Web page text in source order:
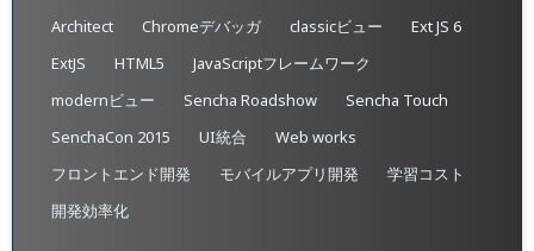
Architect Chromeデバッガ classicビュー
Ext JS 6
ExtJS
HTML5
JavaScriptフレームワーク
modernビュー
Sencha Roadshow
Sencha Touch
SenchaCon 2015
UI統合
Web works
フロントエンド開発
モバイルアプリ開発
学習コスト
開発効率化